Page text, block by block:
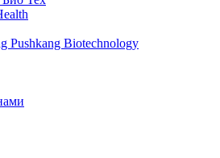
Pushkang Biotechnology